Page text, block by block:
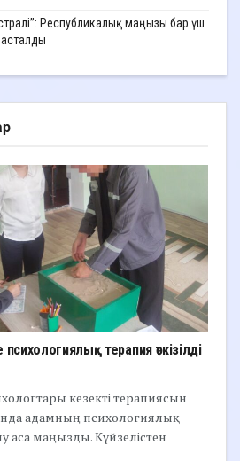
Республикалық маңызы бар үш
терапия өткізілді
кезекті терапиясын
адамның психологиялық
аса маңызды. Күйзелістен